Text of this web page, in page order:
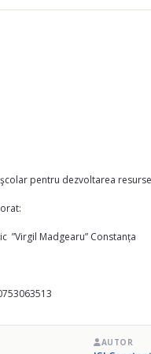
şcolar pentru dezvoltarea
”Virgil Madgearu” Constanța
AUTOR